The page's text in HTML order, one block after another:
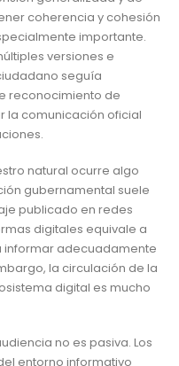
coherencia y cohesión
importante.
versiones e
seguía
reconocimiento de
la comunicación oficial
natural ocurre algo
gubernamental suele
publicado en redes
digitales equivale a
informar adecuadamente
la circulación de la
digital es mucho
no es pasiva. Los
entorno informativo